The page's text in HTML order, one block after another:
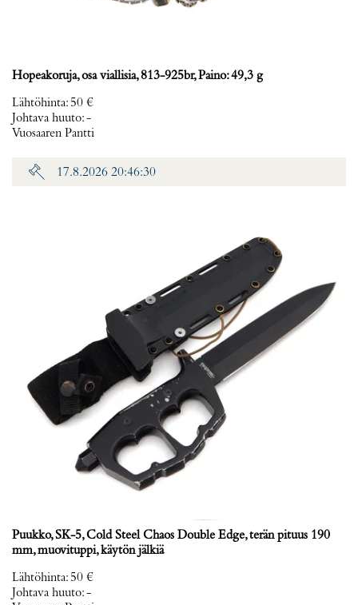
Hopeakoruja, osa viallisia, 813-925br, Paino: 49,3 g
Lähtöhinta: 50 €
Johtava huuto:-
Vuosaaren Pantti
17.8.2026 20:46:30
Puukko, SK-5, Cold Steel Chaos Double Edge, terän pituus 190
mm, muovituppi, käytön jälkiä
Lähtöhinta: 50 €
Johtava huuto:-